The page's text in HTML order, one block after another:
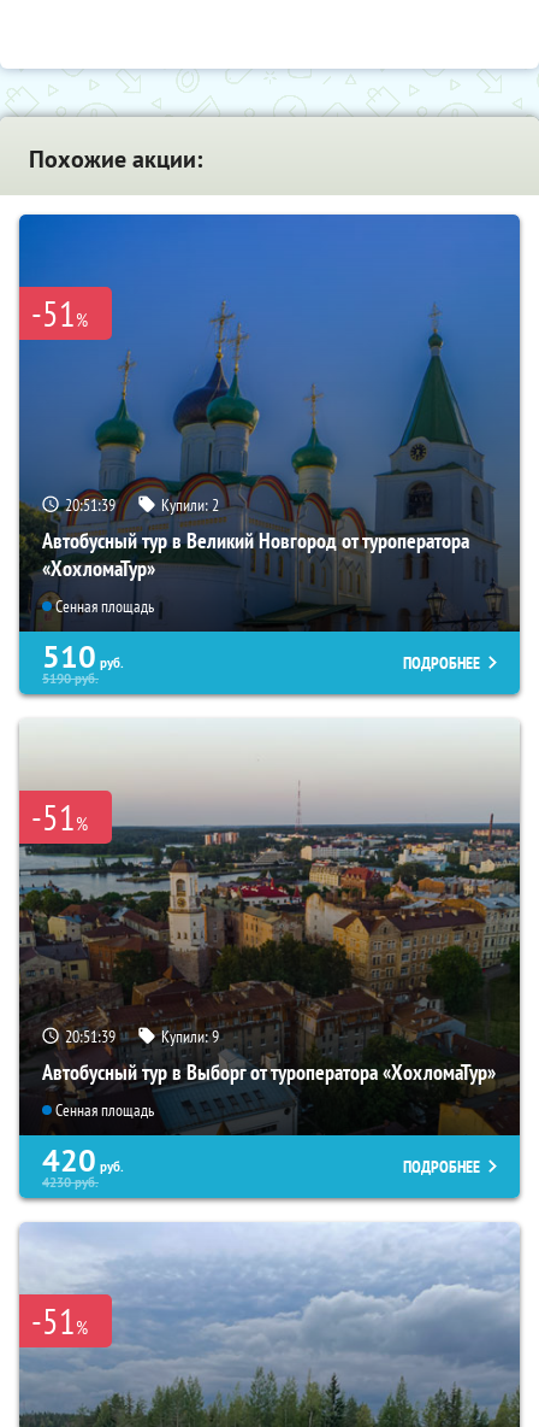
Похожие акции:
-51%
20:51:38 Купили:2
Автобусный тур в Великий Новгород от туроператора
«ХохломаТур»
Сенная площадь
510 руб.
5190руб.
ПОДРОБНЕЕ
-51%
20:51:38 Купили:9
Автобусный тур в Выборг от туроператора «ХохломаТур»
Сенная площадь
420 руб.
4230руб.
ПОДРОБНЕЕ
-51%